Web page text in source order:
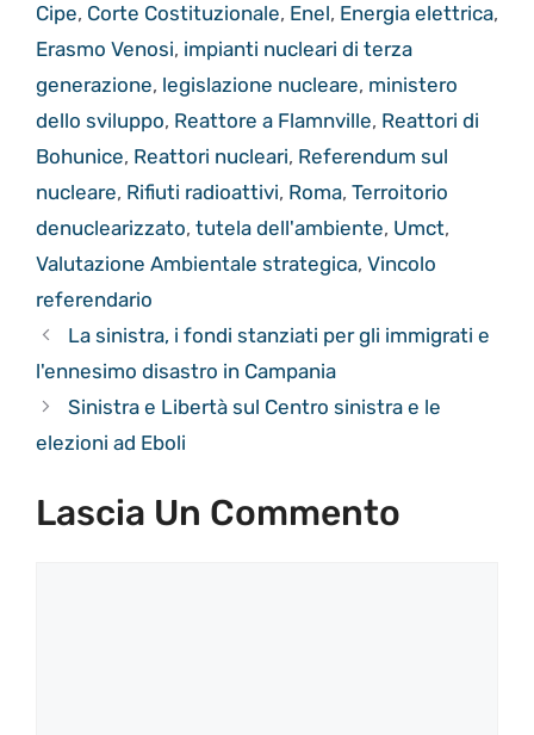
Cipe, Corte Costituzionale, Enel, Energia elettrica,
Erasmo Venosi, impianti nucleari di terza
generazione, legislazione nucleare, ministero
dello sviluppo, Reattore a Flamnville, Reattori di
Bohunice, Reattori nucleari, Referendum sul
nucleare, Rifiuti radioattivi, Roma, Terroitorio
denuclearizzato, tutela dell'ambiente, Umct,
Valutazione Ambientale strategica, Vincolo
referendario
La sinistra, i fondi stanziati per gli immigrati e
l'ennesimo disastro in Campania
Sinistra e Libertà sul Centro sinistra e le
elezioni ad Eboli
Lascia Un Commento